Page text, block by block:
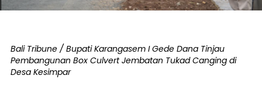
Bali Tribune / Bupati Karangasem I Gede Dana Tinjau
Pembangunan Box Culvert Jembatan Tukad Canging di
Desa Kesimpar